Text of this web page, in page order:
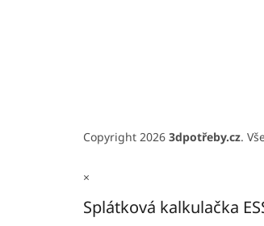
Copyright 2026 3dpotřeby.cz.
×
Splátková kalkulačka